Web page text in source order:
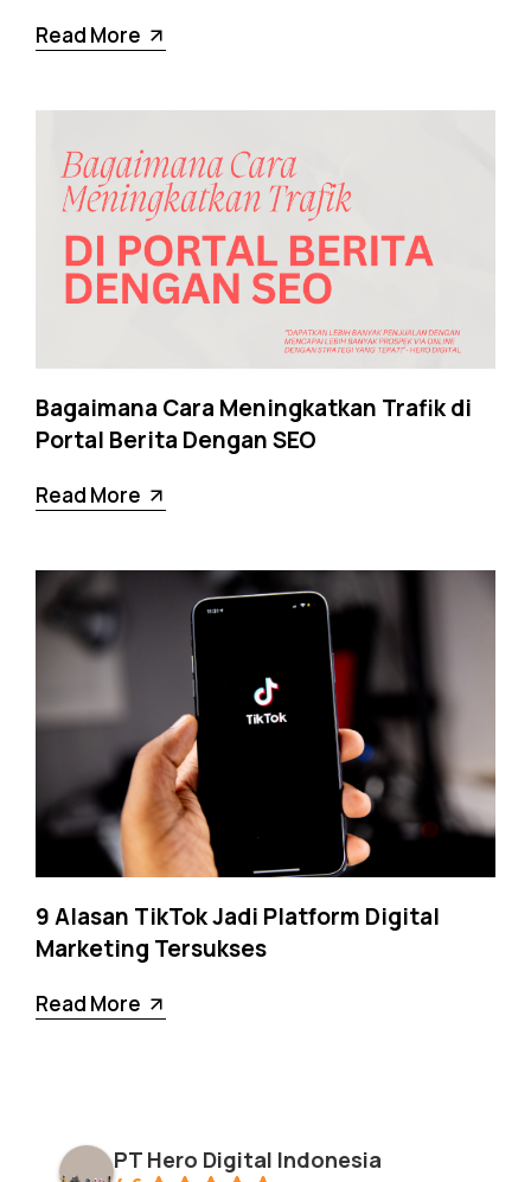
Read More
Bagaimana Cara Meningkatkan Trafik di
Portal Berita Dengan SEO
Read More
9 Alasan TikTok Jadi Platform Digital
Marketing Tersukses
Read More
PT Hero Digital Indonesia